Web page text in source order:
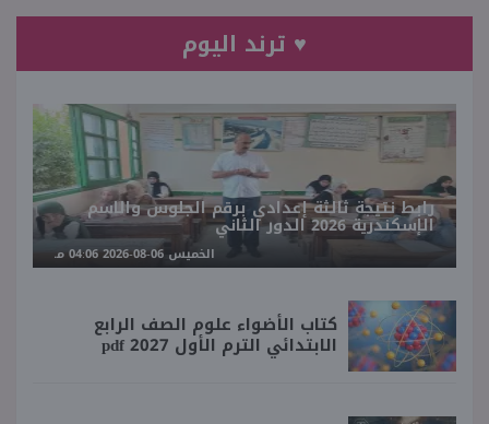
♥ ترند اليوم
رابط نتيجة ثالثة إعدادي برقم الجلوس والاسم
الإسكندرية 2026 الدور الثاني
الخميس 06-08-2026 04:06 مـ
كتاب الأضواء علوم الصف الرابع
الابتدائي الترم الأول 2027 pdf